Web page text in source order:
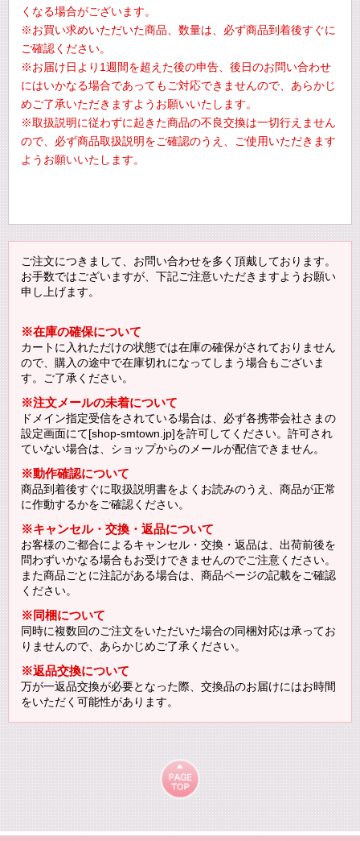
くなる場合がございます。
※お買い求めいただいた商品、数量は、必ず商品到着後すぐに
ご確認ください。
※お届け日より1週間を超えた後の申告、後日のお問い合わせ
にはいかなる場合であってもご対応できませんので、あらかじ
めご了承いただきますようお願いいたします。
※取扱説明に従わずに起きた商品の不良交換は一切行えません
ので、必ず商品取扱説明をご確認のうえ、ご使用いただきます
ようお願いいたします。
ご注文につきまして、お問い合わせを多く頂戴しております。
お手数ではございますが、下記ご注意いただきますようお願い
申し上げます。
※在庫の確保について
カートに入れただけの状態では在庫の確保がされておりません
ので、購入の途中で在庫切れになってしまう場合もございま
す。ご了承ください。
※注文メールの未着について
ドメイン指定受信をされている場合は、必ず各携帯会社さまの
設定画面にて[shop-smtown.jp]を許可してください。許可され
ていない場合は、ショップからのメールが配信できません。
※動作確認について
商品到着後すぐに取扱説明書をよくお読みのうえ、商品が正常
に作動するかをご確認ください。
※キャンセル・交換・返品について
お客様のご都合によるキャンセル・交換・返品は、出荷前後を
問わずいかなる場合もお受けできませんのでご注意ください。
また商品ごとに注記がある場合は、商品ページの記載をご確認
ください。
※同梱について
同時に複数回のご注文をいただいた場合の同梱対応は承ってお
りませんので、あらかじめご了承ください。
※返品交換について
万が一返品交換が必要となった際、交換品のお届けにはお時間
をいただく可能性があります。